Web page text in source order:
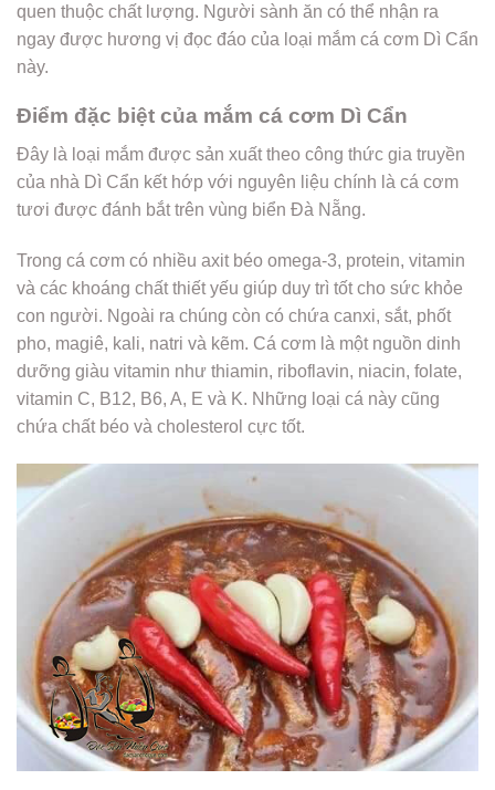
quen thuộc chất lượng. Người sành ăn có thể nhận ra
ngay được hương vị đọc đáo của loại mắm cá cơm Dì Cẩn
này.
Điểm đặc biệt của mắm cá cơm Dì Cẩn
Đây là loại mắm được sản xuất theo công thức gia truyền
của nhà Dì Cẩn kết hớp với nguyên liệu chính là cá cơm
tươi được đánh bắt trên vùng biển Đà Nẵng.
Trong cá cơm có nhiều axit béo omega-3, protein, vitamin
và các khoáng chất thiết yếu giúp duy trì tốt cho sức khỏe
con người. Ngoài ra chúng còn có chứa canxi, sắt, phốt
pho, magiê, kali, natri và kẽm. Cá cơm là một nguồn dinh
dưỡng giàu vitamin như thiamin, riboflavin, niacin, folate,
vitamin C, B12, B6, A, E và K. Những loại cá này cũng
chứa chất béo và cholesterol cực tốt.